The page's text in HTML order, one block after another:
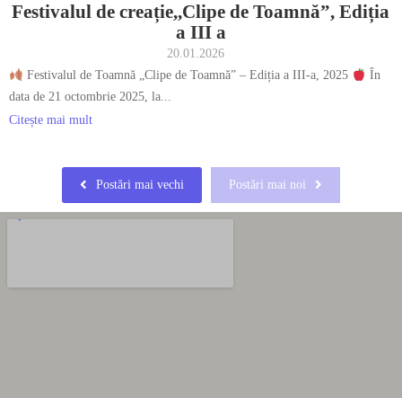
Festivalul de creație,,Clipe de Toamnă”, Ediția
a III a
20.01.2026
Festivalul de Toamnă „Clipe de Toamnă” – Ediția a III-a, 2025
În
data de 21 octombrie 2025, la...
Citește mai mult
Postări mai vechi Postări mai noi